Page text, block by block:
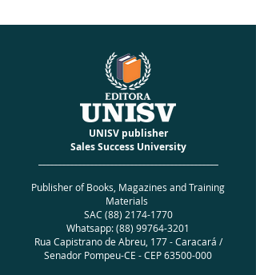
UNISV publisher
Sales Success University
Publisher of Books, Magazines and Training
Materials
SAC (88) 2174-1770
Whatsapp:(88) 99764-3201
Rua Capistrano de Abreu, 177 - Caracará /
Senador Pompeu-CE - CEP63500-000